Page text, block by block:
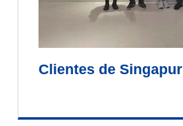
Clientes de Singapur